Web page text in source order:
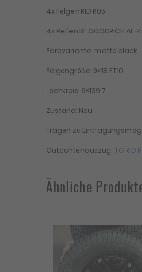
4x Felgen RID R05
4x Reifen BF GOODRICH AL-
Farbvariante: matte black
Felgengröße: 9×18 ET10
Lochkreis: 6×139,7
Zustand: Neu
Fragen zu
Gutachtenauszug: TG RID
Ähnliche